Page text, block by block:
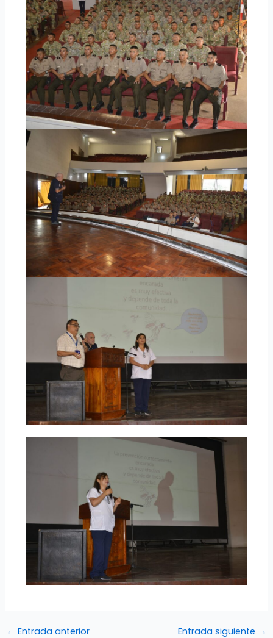
← Entrada anterior Entrada siguiente →